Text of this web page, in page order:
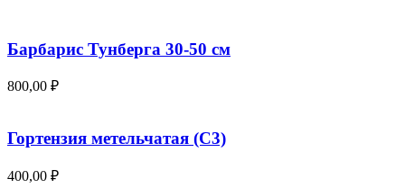
Барбарис Тунберга 30-50 см
800,00 ₽
Гортензия метельчатая (С3)
400,00 ₽